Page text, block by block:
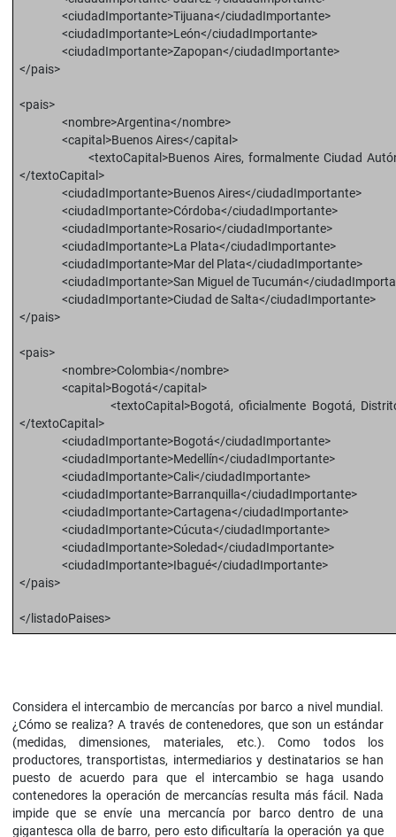
<ciudadImportante>Tijuana</ciudadImportante>
<ciudadImportante>León</ciudadImportante>
<ciudadImportante>Zapopan</ciudadImportante>
</pais>
<pais>
<nombre>Argentina</nombre>
<capital>Buenos Aires</capital>
<textoCapital>Buenos Aires, formalmente Ciudad
</textoCapital>
<ciudadImportante>Buenos Aires</ciudadImportante>
<ciudadImportante>Córdoba</ciudadImportante>
<ciudadImportante>Rosario</ciudadImportante>
<ciudadImportante>La Plata</ciudadImportante>
<ciudadImportante>Mar del Plata</ciudadImportante>
<ciudadImportante>San Miguel de Tucumán</
<ciudadImportante>Ciudad de Salta</ciudadImportante>
</pais>
<pais>
<nombre>Colombia</nombre>
<capital>Bogotá</capital>
<textoCapital>Bogotá, oficialmente Bogotá, Distrito
</textoCapital>
<ciudadImportante>Bogotá</ciudadImportante>
<ciudadImportante>Medellín</ciudadImportante>
<ciudadImportante>Cali</ciudadImportante>
<ciudadImportante>Barranquilla</ciudadImportante>
<ciudadImportante>Cartagena</ciudadImportante>
<ciudadImportante>Cúcuta</ciudadImportante>
<ciudadImportante>Soledad</ciudadImportante>
<ciudadImportante>Ibagué</ciudadImportante>
</pais>
</listadoPaises>
Considera el intercambio de mercancías por barco a nivel mundial.
¿Cómo se realiza? A través de contenedores, que son un estándar
(medidas, dimensiones, materiales, etc.). Como todos los
productores, transportistas, intermediarios y destinatarios se han
puesto de acuerdo para que el intercambio se haga usando
contenedores la operación de mercancías resulta más fácil. Nada
impide que se envíe una mercancía por barco dentro de una
gigantesca olla de barro, pero esto dificultaría la operación ya que